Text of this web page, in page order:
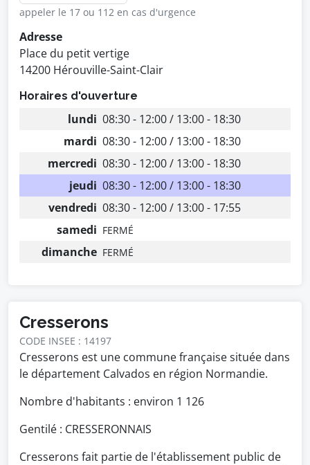
appeler le 17 ou 112 en cas d'urgence
Adresse
Place du petit vertige
14200 Hérouville-Saint-Clair
Horaires d'ouverture
lundi 08:30 - 12:00 / 13:00 - 18:30
mardi 08:30 - 12:00 / 13:00 - 18:30
mercredi 08:30 - 12:00 / 13:00 - 18:30
jeudi 08:30 - 12:00 / 13:00 - 18:30
vendredi 08:30 - 12:00 / 13:00 - 17:55
samedi FERMÉ
dimanche FERMÉ
Cresserons
CODE INSEE : 14197
Cresserons est une commune française située dans
le département Calvados en région Normandie.
Nombre d'habitants : environ 1 126
Gentilé : CRESSERONNAIS
Cresserons fait partie de l'établissement public de